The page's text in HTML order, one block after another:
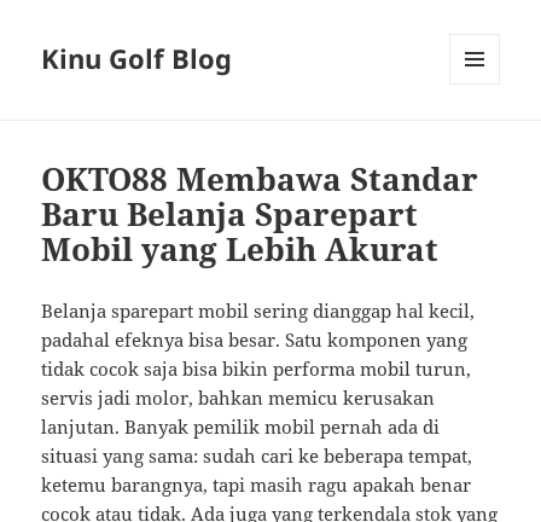
Kinu Golf Blog
OKTO88 Membawa Standar
Baru Belanja Sparepart
Mobil yang Lebih Akurat
Belanja sparepart mobil sering dianggap hal kecil,
padahal efeknya bisa besar. Satu komponen yang
tidak cocok saja bisa bikin performa mobil turun,
servis jadi molor, bahkan memicu kerusakan
lanjutan. Banyak pemilik mobil pernah ada di
situasi yang sama: sudah cari ke beberapa tempat,
ketemu barangnya, tapi masih ragu apakah benar
cocok atau tidak. Ada juga yang terkendala stok yang